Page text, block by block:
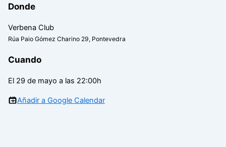
Donde
Verbena Club
Rúa Paio Gómez Charino 29, Pontevedra
Cuando
El 29 de mayo a las 22:00h
Añadir a Google Calendar